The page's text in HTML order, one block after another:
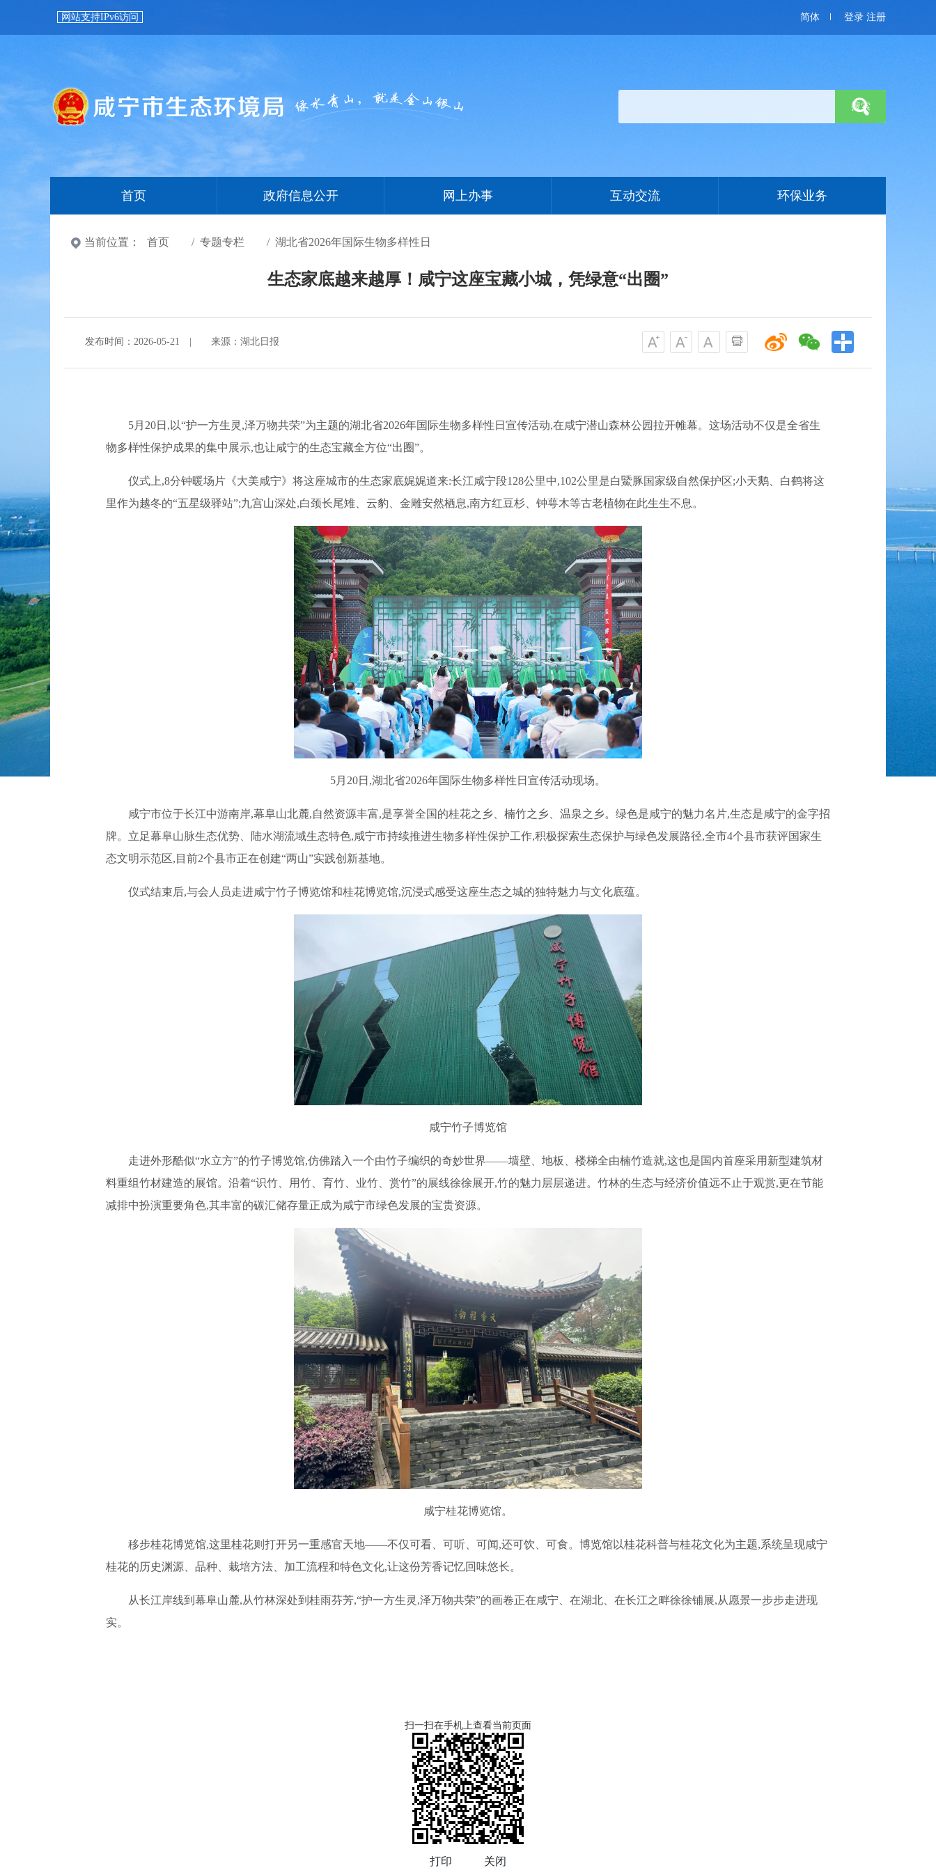
网站支持IPv6访问 简体 登录 注册
首页 政府信息公开 网上办事 互动交流 环保业务
当前位置： 首页 专题专栏 湖北省2026年国际生物多样性日
生态家底越来越厚！咸宁这座宝藏小城，凭绿意“出圈”
发布时间：2026-05-21 来源：湖北日报
5月20日,以“护一方生灵,泽万物共荣”为主题的湖北省2026年国际生物多样性日宣传活动,在咸宁潜山森林公园拉开帷幕。这场活动不仅是全省生
物多样性保护成果的集中展示,也让咸宁的生态宝藏全方位“出圈”。
仪式上,8分钟暖场片《大美咸宁》将这座城市的生态家底娓娓道来:长江咸宁段128公里中,102公里是白鱀豚国家级自然保护区;小天鹅、白鹤将这
里作为越冬的“五星级驿站”;九宫山深处,白颈长尾雉、云豹、金雕安然栖息,南方红豆杉、钟萼木等古老植物在此生生不息。
5月20日,湖北省2026年国际生物多样性日宣传活动现场。
咸宁市位于长江中游南岸,幕阜山北麓,自然资源丰富,是享誉全国的桂花之乡、楠竹之乡、温泉之乡。绿色是咸宁的魅力名片,生态是咸宁的金字招
牌。立足幕阜山脉生态优势、陆水湖流域生态特色,咸宁市持续推进生物多样性保护工作,积极探索生态保护与绿色发展路径,全市4个县市获评国家生
态文明示范区,目前2个县市正在创建“两山”实践创新基地。
仪式结束后,与会人员走进咸宁竹子博览馆和桂花博览馆,沉浸式感受这座生态之城的独特魅力与文化底蕴。
咸宁竹子博览馆
走进外形酷似“水立方”的竹子博览馆,仿佛踏入一个由竹子编织的奇妙世界——墙壁、地板、楼梯全由楠竹造就,这也是国内首座采用新型建筑材
料重组竹材建造的展馆。沿着“识竹、用竹、育竹、业竹、赏竹”的展线徐徐展开,竹的魅力层层递进。竹林的生态与经济价值远不止于观赏,更在节能
减排中扮演重要角色,其丰富的碳汇储存量正成为咸宁市绿色发展的宝贵资源。
咸宁桂花博览馆。
移步桂花博览馆,这里桂花则打开另一重感官天地——不仅可看、可听、可闻,还可饮、可食。博览馆以桂花科普与桂花文化为主题,系统呈现咸宁
桂花的历史渊源、品种、栽培方法、加工流程和特色文化,让这份芳香记忆回味悠长。
从长江岸线到幕阜山麓,从竹林深处到桂雨芬芳,“护一方生灵,泽万物共荣”的画卷正在咸宁、在湖北、在长江之畔徐徐铺展,从愿景一步步走进现
实。
扫一扫在手机上查看当前页面
打印 关闭